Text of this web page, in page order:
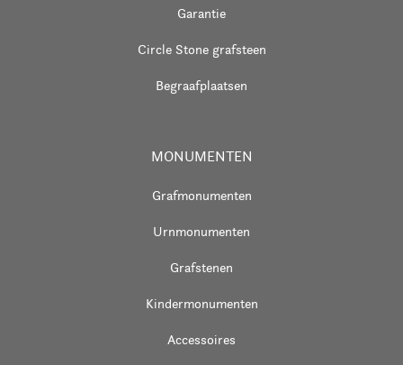
Garantie
Circle Stone grafsteen
Begraafplaatsen
MONUMENTEN
Grafmonumenten
Urnmonumenten
Grafstenen
Kindermonumenten
Accessoires